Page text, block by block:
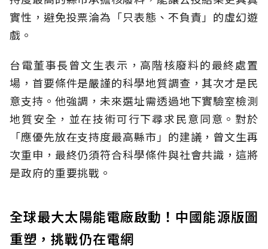
實性，避免投票淪為「只表態、不負責」的虛幻遊
戲。
台電董事長曾文生表示，高階核廢料的最終處置
場，首要條件是嚴謹的科學地質調查，其次才是民
意支持。他強調，未來選址需透過地下實驗室檢測
地質安全，並在技術可行下尋求民意同意。對於
「應優先放在支持度最高縣市」的建議，曾文生再
次重申，最終仍須符合科學條件與社會共識，這將
是政府的重要挑戰。
全球最大太陽能電廠啟動！中國能源版圖
重塑，挑戰仍在電網